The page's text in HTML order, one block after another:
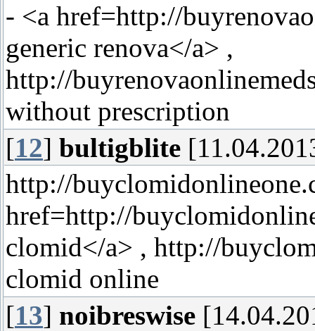
- <a href=http://
generic renova</a> ,
http://
without prescription
[12] bultigblite
http://
href=http://
clomid</a> , http://
clomid online
[13] noibreswise